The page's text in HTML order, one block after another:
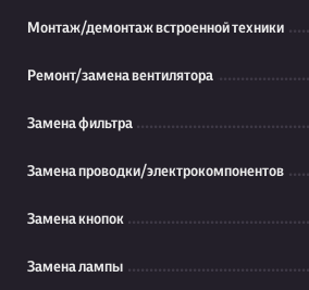
Монтаж/демонтаж встроенной техники
Ремонт/замена вентилятора
Замена фильтра
Замена проводки/электрокомпонентов
Замена кнопок
Замена лампы